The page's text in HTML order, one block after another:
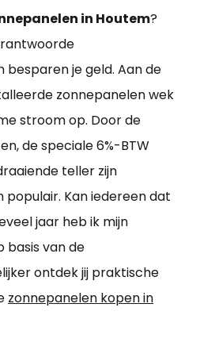
in Houtem?
je geld. Aan de
zonnepanelen wek
stroom op. Door de
de speciale 6%-BTW
teller zijn
Kan iedereen dat
jaar heb ik mijn
basis van de
ontdek jij praktische
zonnepanelen kopen in